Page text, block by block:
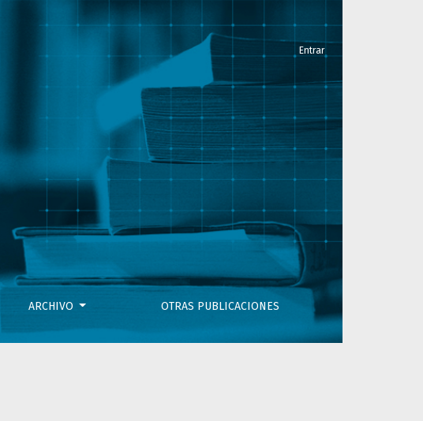
ARCHIVO OTRAS PUBLICACIONES
Entrar